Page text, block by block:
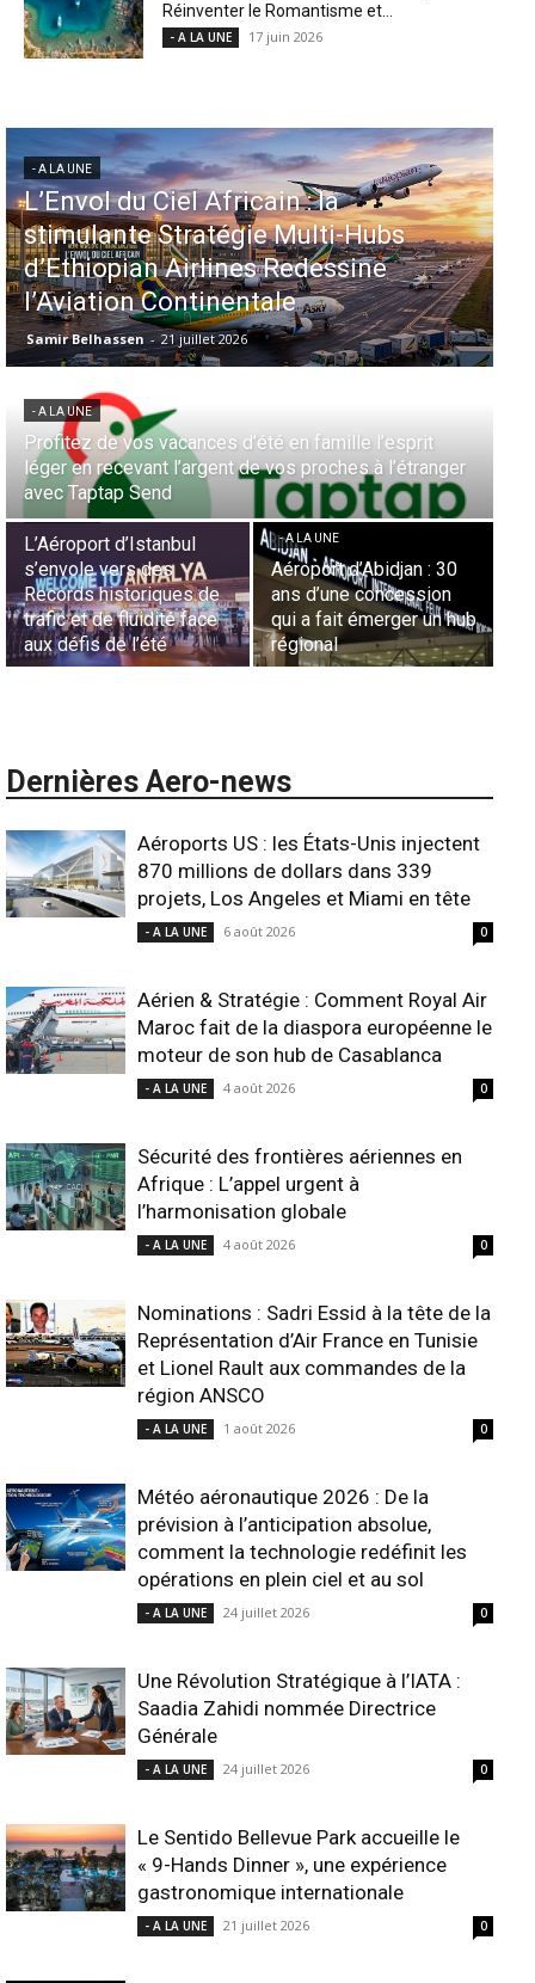
Réinventer le Romantisme et...
- A LA UNE 17 juin 2026
- A LA UNE
Aéroports US : les États-Unis
injectent 870 millions de dollars
dans 339 projets, Los Angeles et
Miami en tête
Samir Belhassen - 6 août 2026
- A LA UNE
Aérien & Stratégie : Comment Royal Air Maroc fait de
la diaspora européenne le moteur de son hub de
Casablanca
- A LA UNE
Sécurité des frontières
aériennes en Afrique :
L’appel urgent à
l’harmonisation globale
- A LA UNE
Nominations : Sadri
Essid à la tête de la
Représentation d’Air
France en Tunisie et
Lionel Rault aux
commandes de la région
ANSCO
Dernières Aero-news
Aéroports US : les États-Unis injectent
870 millions de dollars dans 339
projets, Los Angeles et Miami en tête
- A LA UNE 6 août 2026 0
Aérien & Stratégie : Comment Royal Air
Maroc fait de la diaspora européenne le
moteur de son hub de Casablanca
- A LA UNE 4 août 2026 0
Sécurité des frontières aériennes en
Afrique : L’appel urgent à
l’harmonisation globale
- A LA UNE 4 août 2026 0
Nominations : Sadri Essid à la tête de la
Représentation d’Air France en Tunisie
et Lionel Rault aux commandes de la
région ANSCO
- A LA UNE 1 août 2026 0
Météo aéronautique 2026 : De la
prévision à l’anticipation absolue,
comment la technologie redéfinit les
opérations en plein ciel et au sol
- A LA UNE 24 juillet 2026 0
Une Révolution Stratégique à l’IATA :
Saadia Zahidi nommée Directrice
Générale
- A LA UNE 24 juillet 2026 0
Le Sentido Bellevue Park accueille le
« 9-Hands Dinner », une expérience
gastronomique internationale
- A LA UNE 21 juillet 2026 0